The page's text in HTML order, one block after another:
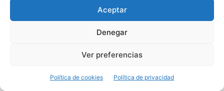
Aceptar
Denegar
Ver preferencias
Política de cookies Política de privacidad
14:00 h. FLAMENCO EN FERIA
PEÑA JUAN BREVA. C/ Ramón Franquelo, 4
A la guitarra: JUANI SANTIAGO